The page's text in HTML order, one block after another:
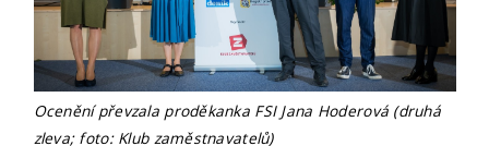
Ocenění převzala proděkanka FSI Jana Hoderová (druhá
zleva; foto: Klub zaměstnavatelů)